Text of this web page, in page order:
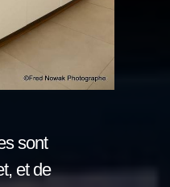
sont
et de